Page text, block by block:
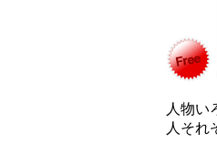
人物い
人それ